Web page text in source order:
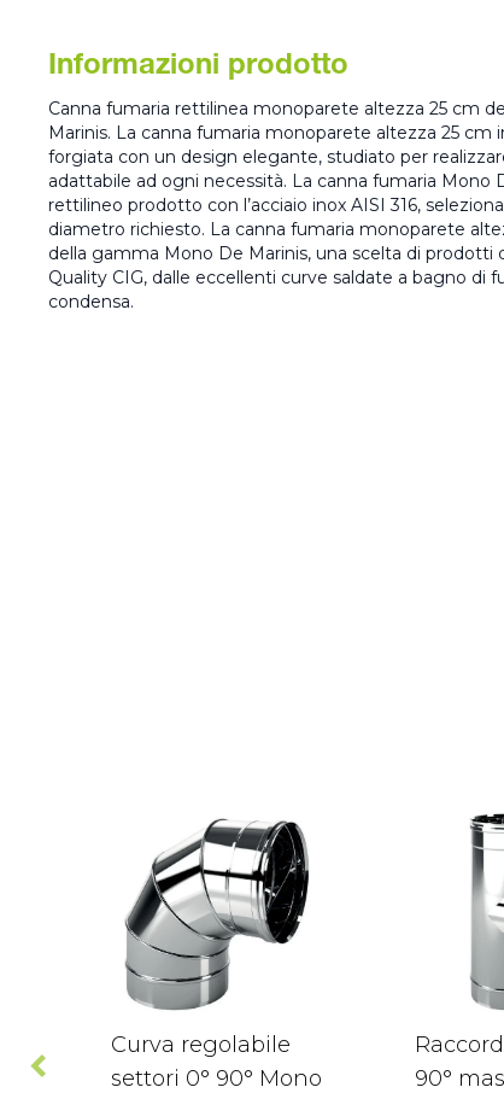
Informazioni prodotto
Canna fumaria rettilinea monoparete altezza 25 cm
Marinis. La canna fumaria monoparete altezza 25 cm
forgiata con un design elegante, studiato per
adattabile ad ogni necessità. La canna fumaria Mono
rettilineo prodotto con l’acciaio inox AISI 316,
diametro richiesto. La canna fumaria monoparete
della gamma Mono De Marinis, una scelta di prodotti
Quality CIG, dalle eccellenti curve saldate a bagno di
condensa.
Curva regolabile
settori 0° 90° Mono
90°